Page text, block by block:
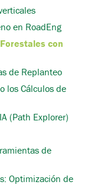
en RoadEng
con
de Replanteo
los Cálculos de
(Path Explorer)
de
Optimización de